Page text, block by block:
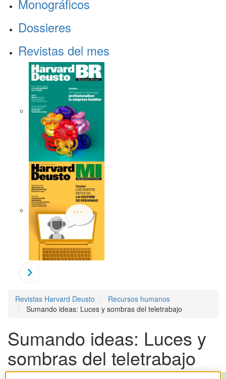
Monográficos
Dossieres
Revistas del mes
Revistas Harvard Deusto
Recursos humanos
Sumando ideas: Luces y sombras del teletrabajo
Sumando ideas: Luces y
sombras del teletrabajo